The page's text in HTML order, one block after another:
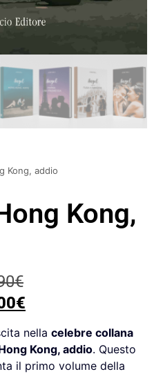
Kong, addio
Kong,
€
€
nella celebre collana
ong Kong, addio. Questo
il primo volume della